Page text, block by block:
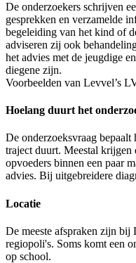
De onderzoekers schrijven
gesprekken en verzamelde
begeleiding van het kind of
adviseren zij ook
het advies met de jeugdige
diegene zijn.
Voorbeelden van Levvel’s
Hoelang duurt het
De onderzoeksvraag bepaalt
traject duurt. Meestal krijgen
opvoeders binnen een paar
advies. Bij uitgebreidere
Locatie
De meeste afspraken zijn
regiopoli's. Soms komt een
op school.